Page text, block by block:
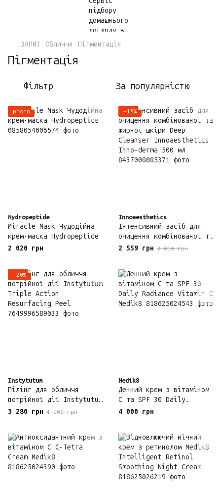
ЗАПИТ Обличчя Пігментація
Пігментація
Фільтр За популярністю
promo
Hydropeptide
Miracle Mask Чудодійна
крем-маска Hydropeptide
2 020 грн
−15%
Innoaesthetics
Інтенсивний засіб для
очищення комбінованої та
жирної шкіри Deep
2 559 грн 3 010 грн
−20%
Instytutum
Пілінг для обличчя
потрійної дії Instytutum
Triple Action
3 280 грн 4 100 грн
Medik8
Денний крем з вітаміном
С та SPF 30 Daily
Radiance Vitamin C
4 000 грн